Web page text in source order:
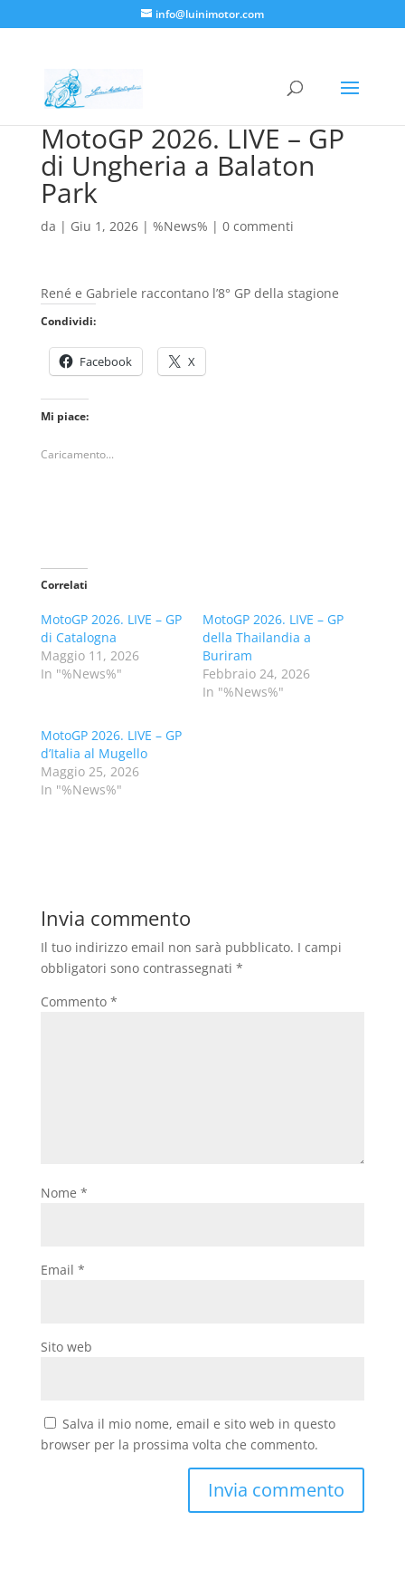
info@luinimotor.com
MotoGP 2026. LIVE – GP
di Ungheria a Balaton
Park
da | Giu 1, 2026| %News% | 0 commenti
René e Gabriele raccontano l’8° GP della stagione
Condividi:
Facebook X
Mi piace:
Caricamento...
Correlati
MotoGP 2026. LIVE – GP
di Catalogna
Maggio 11, 2026
In "%News%"
MotoGP 2026. LIVE – GP
della Thailandia a
Buriram
Febbraio 24, 2026
In "%News%"
MotoGP 2026. LIVE – GP
d’Italia al Mugello
Maggio 25, 2026
In "%News%"
Invia commento
Il tuo indirizzo email non sarà pubblicato. I campi
obbligatori sono contrassegnati *
Commento *
Nome *
Email *
Sito web
Salva il mio nome, email e sito web in questo
browser per la prossima volta che commento.